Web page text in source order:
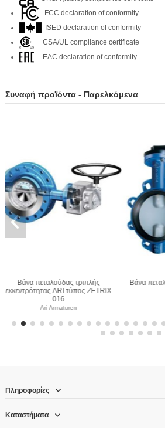
FCC declaration of conformity
ISED declaration of conformity
CSA/UL compliance certificate
EAC declaration of conformity
Συναφή προϊόντα - Παρελκόμενα
τύπος
Βάνα πεταλούδας wafer ARI τύπος
ZIVA Z
Πληροφορίες
Καταστήματα